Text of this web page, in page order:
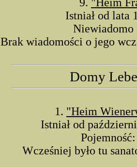
Istniał od lata
Niewiadomo
Brak wiadomości o jego
Domy
1. "Heim
Istniał od
Wcześniej było tu